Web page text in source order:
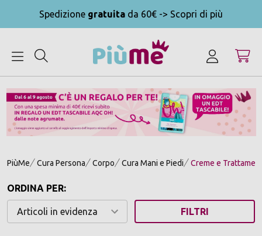
Spedizione gratuita da 60€ -> Scopri di più
PiùMe Cura Persona Corpo Cura Mani e Piedi Creme e
ORDINA PER:
FILTRI